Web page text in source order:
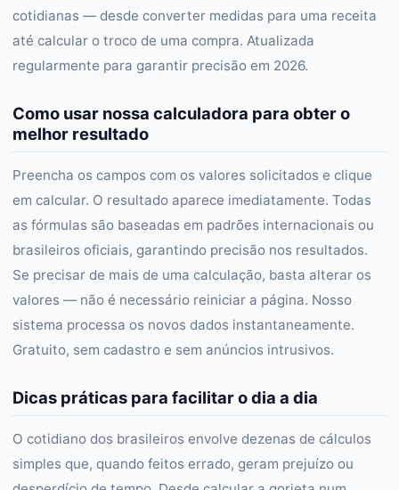
cotidianas — desde converter medidas para uma receita
até calcular o troco de uma compra. Atualizada
regularmente para garantir precisão em 2026.
Como usar nossa calculadora para obter o
melhor resultado
Preencha os campos com os valores solicitados e clique
em calcular. O resultado aparece imediatamente. Todas
as fórmulas são baseadas em padrões internacionais ou
brasileiros oficiais, garantindo precisão nos resultados.
Se precisar de mais de uma calculação, basta alterar os
valores — não é necessário reiniciar a página. Nosso
sistema processa os novos dados instantaneamente.
Gratuito, sem cadastro e sem anúncios intrusivos.
Dicas práticas para facilitar o dia a dia
O cotidiano dos brasileiros envolve dezenas de cálculos
simples que, quando feitos errado, geram prejuízo ou